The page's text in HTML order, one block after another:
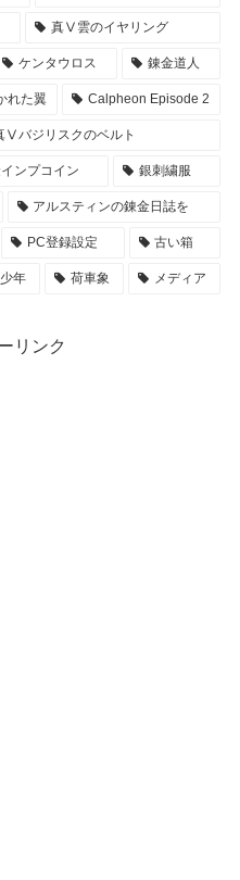
真Ⅴ雲のイヤリング
ケンタウロス 錬金道人
れた翼 Calpheon Episode 2
Ⅴバジリスクのベルト
ンプコイン 銀刺繍服
アルスティンの錬金日誌を
PC登録設定 古い箱
年 荷車象 メディア
リンク